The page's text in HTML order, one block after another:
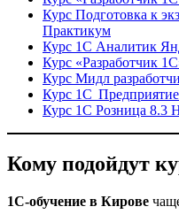
Курс Подготовка к
Практикум
Курс 1С Аналитик
Курс «Разработчик
Курс Мидл
Курс 1С
Курс 1С Розница
Кому подойдут
1С-обучение в Кирове